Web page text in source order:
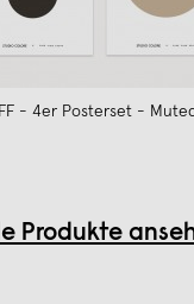
- 4er Posterset -
Produkte